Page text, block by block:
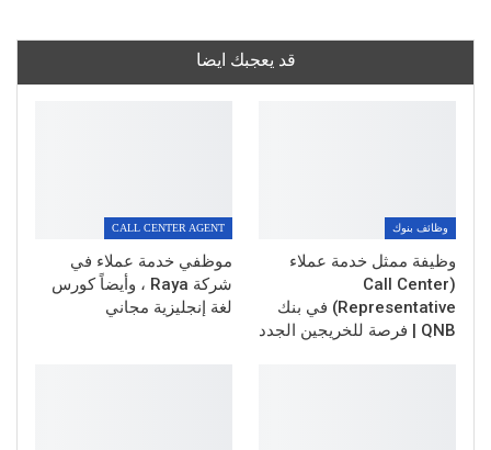
قد يعجبك ايضا
وظائف بنوك
وظيفة ممثل خدمة عملاء
(Call Center
Representative) في بنك
QNB | فرصة للخريجين الجدد
CALL CENTER AGENT
موظفي خدمة عملاء في
شركة Raya ، وأيضاً كورس
لغة إنجليزية مجاني